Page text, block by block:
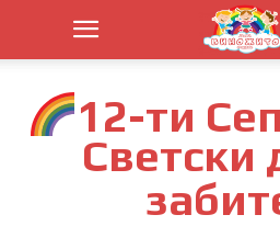
12-ти
Светски